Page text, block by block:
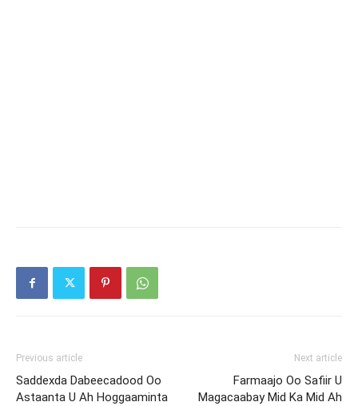
Previous article
Saddexda Dabeecadood Oo
Astaanta U Ah Hoggaaminta
Next article
Farmaajo Oo Safiir U
Magacaabay Mid Ka Mid Ah